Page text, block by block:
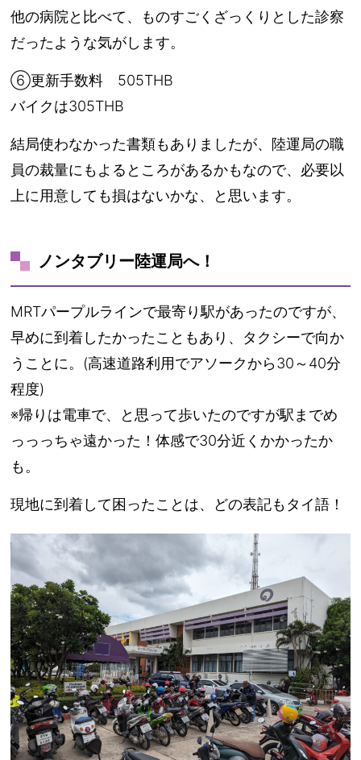
他の病院と比べて、ものすごくざっくりとした診察
だったような気がします。
⑥更新手数料 505THB
バイクは305THB
結局使わなかった書類もありましたが、陸運局の職
員の裁量にもよるところがあるかもなので、必要以
上に用意しても損はないかな、と思います。
ノンタブリー陸運局へ！
MRTパープルラインで最寄り駅があったのですが、
早めに到着したかったこともあり、タクシーで向か
うことに。(高速道路利用でアソークから30～40分
程度)
※帰りは電車で、と思って歩いたのですが駅までめ
っっっちゃ遠かった！体感で30分近くかかったか
も。
現地に到着して困ったことは、どの表記もタイ語！